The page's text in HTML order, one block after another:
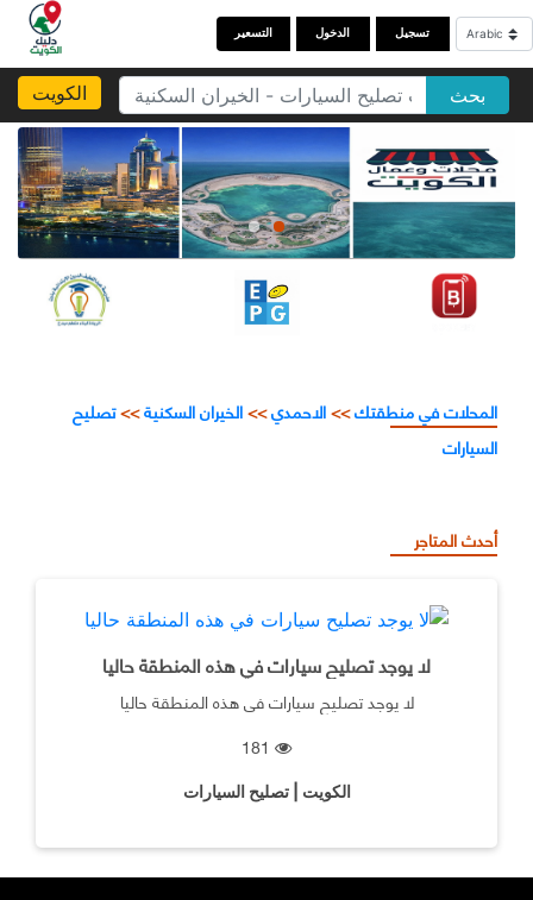
التسعير الدخول تسجيل
الكويت بحث
المحلات في منطقتك>>الاحمدي>>الخيران السكنية>>تصليح
السيارات
أحدث المتاجر
لا يوجد تصليح سيارات في هذه المنطقة حاليا
لا يوجد تصليح سيارات في هذه المنطقة حاليا
الكويت | تصليح السيارات